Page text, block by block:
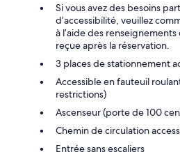
Si vous avez des besoins
d’accessibilité, veuillez
à l’aide des
reçue après la réservation.
3 places de stationnement
Accessible en fauteuil
restrictions)
Ascenseur (porte de 100
Chemin de circulation
Entrée sans escaliers